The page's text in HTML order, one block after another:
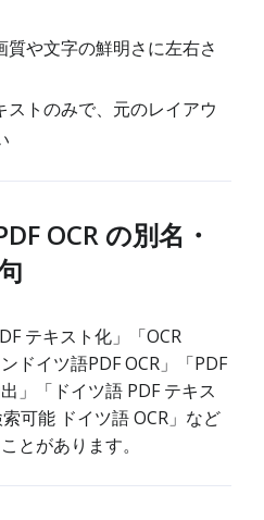
や文字の鮮明さに左右さ
ストのみで、元のレイアウ
OCR の別名・
テキスト化」「OCR
ドイツ語PDF OCR」「PDF
」「ドイツ語 PDF テキス
可能 ドイツ語 OCR」など
とがあります。